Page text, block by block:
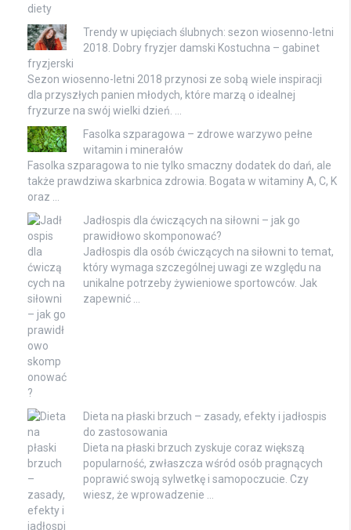
diety
Trendy w upięciach ślubnych: sezon wiosenno-letni
2018. Dobry fryzjer damski Kostuchna – gabinet
fryzjerski
Sezon wiosenno-letni 2018 przynosi ze sobą wiele inspiracji
dla przyszłych panien młodych, które marzą o idealnej
fryzurze na swój wielki dzień. …
Fasolka szparagowa – zdrowe warzywo pełne
witamin i minerałów
Fasolka szparagowa to nie tylko smaczny dodatek do dań, ale
także prawdziwa skarbnica zdrowia. Bogata w witaminy A, C, K
oraz …
Jadłospis dla ćwiczących na siłowni – jak go
prawidłowo skomponować?
Jadłospis dla osób ćwiczących na siłowni to temat,
który wymaga szczególnej uwagi ze względu na
unikalne potrzeby żywieniowe sportowców. Jak
zapewnić …
Dieta na płaski brzuch – zasady, efekty i jadłospis
do zastosowania
Dieta na płaski brzuch zyskuje coraz większą
popularność, zwłaszcza wśród osób pragnących
poprawić swoją sylwetkę i samopoczucie. Czy
wiesz, że wprowadzenie …